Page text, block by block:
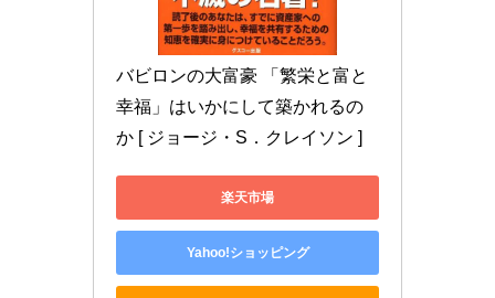
バビロンの大富豪 「繁栄と富と
幸福」はいかにして築かれるの
か [ ジョージ・S．クレイソン ]
楽天市場
Yahoo!ショッピング